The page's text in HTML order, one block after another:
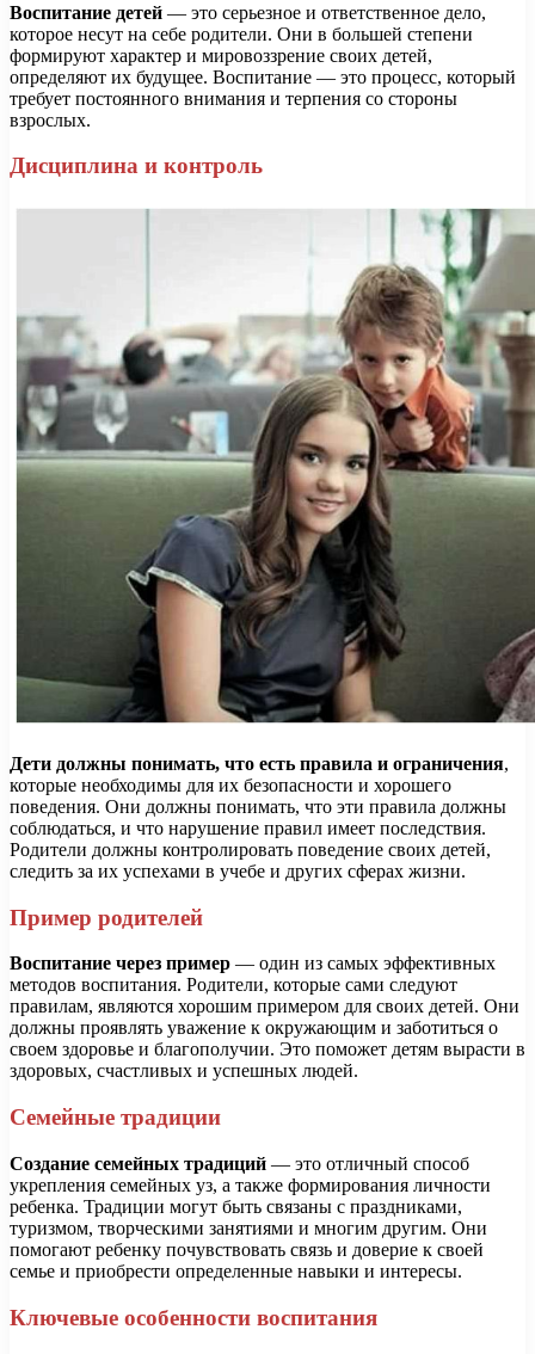
Воспитание детей — это серьезное и ответственное дело,
которое несут на себе родители. Они в большей степени
формируют характер и мировоззрение своих детей,
определяют их будущее. Воспитание — это процесс, который
требует постоянного внимания и терпения со стороны
взрослых.
Дисциплина и контроль
Дети должны понимать, что есть правила и ограничения,
которые необходимы для их безопасности и хорошего
поведения. Они должны понимать, что эти правила должны
соблюдаться, и что нарушение правил имеет последствия.
Родители должны контролировать поведение своих детей,
следить за их успехами в учебе и других сферах жизни.
Пример родителей
Воспитание через пример — один из самых эффективных
методов воспитания. Родители, которые сами следуют
правилам, являются хорошим примером для своих детей. Они
должны проявлять уважение к окружающим и заботиться о
своем здоровье и благополучии. Это поможет детям вырасти в
здоровых, счастливых и успешных людей.
Семейные традиции
Создание семейных традиций — это отличный способ
укрепления семейных уз, а также формирования личности
ребенка. Традиции могут быть связаны с праздниками,
туризмом, творческими занятиями и многим другим. Они
помогают ребенку почувствовать связь и доверие к своей
семье и приобрести определенные навыки и интересы.
Ключевые особенности воспитания